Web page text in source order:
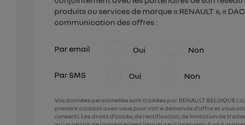
produits ou services de marque « RENAULT », «
communication des offres :
Par email Oui Non
Par SMS Oui Non
Vos données personnelles sont traitées par RENAULT BELGIQUE
prendre contact avec vous pour votre demande d’offre et vous
consenti. Les droits d’accès, de rectification, de limitation de